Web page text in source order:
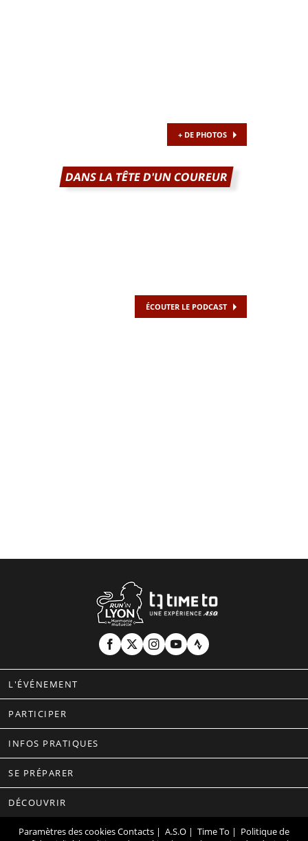
+ DE PHOTOS
DANS LA TÊTE D'UN COUREUR
ÉCOUTER LE PODCAST
L'ÉVÉNEMENT
PARTICIPER
INFOS PRATIQUES
SE PRÉPARER
DÉCOUVRIR
Paramètres des cookiesContacts | A.S.O | Time To | Politique de